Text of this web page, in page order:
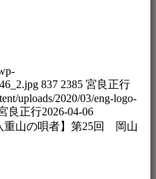
837 2385 宮良正行
uploads/2020/03/eng-logo-
良正行2026-04-06
重山の唄者】第25回 岡山